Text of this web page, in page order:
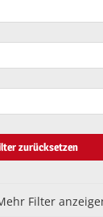
zurücksetzen
Filter